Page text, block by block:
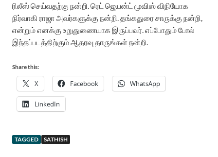
ரிலீஸ் செய்வதற்கு நன்றி. ரெட் ஜெயன்ட் மூவிஸ் விநியோக
நிர்வாகி ராஜா அவர்களுக்கு நன்றி. தங்கதுரை சாருக்கு நன்றி,
என்றும் எனக்கு உறுதுணையாக இருப்பவர். எப்போதும் போல்
இந்தப்படத்திற்கும் ஆதரவு தாருங்கள் நன்றி.
Share this:
X Facebook WhatsApp
LinkedIn
TAGGED SATHISH